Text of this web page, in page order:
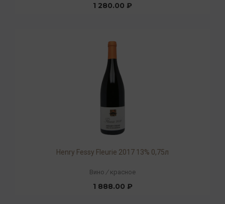
1 280.00 ₽
Henry Fessy Fleurie 2017 13% 0,75л
Вино / красное
1 888.00 ₽